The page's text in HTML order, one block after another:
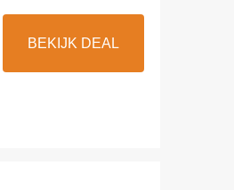
BEKIJK DEAL